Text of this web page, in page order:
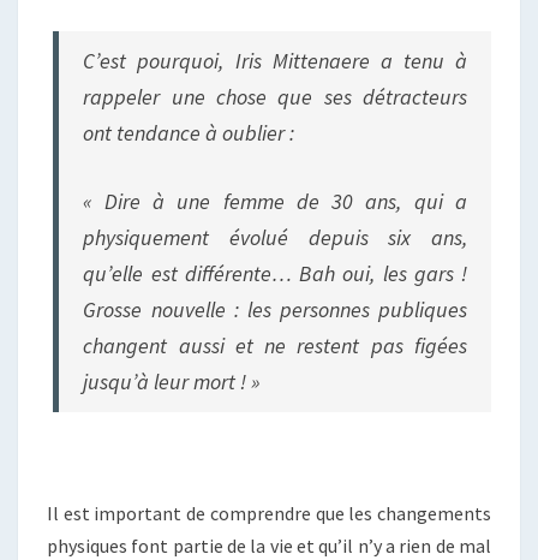
C’est pourquoi, Iris Mittenaere a tenu à
rappeler une chose que ses détracteurs
ont tendance à oublier :
« Dire à une femme de 30 ans, qui a
physiquement évolué depuis six ans,
qu’elle est différente… Bah oui, les gars !
Grosse nouvelle : les personnes publiques
changent aussi et ne restent pas figées
jusqu’à leur mort ! »
Il est important de comprendre que les changements
physiques font partie de la vie et qu’il n’y a rien de mal